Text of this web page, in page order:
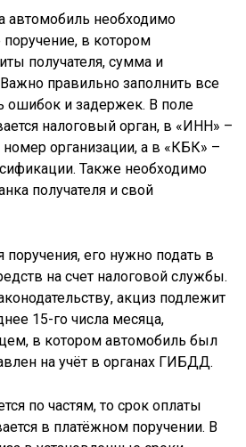
автомобиль необходимо
поручение, в котором
получателя, сумма и
правильно заполнить все
ошибок и задержек. В поле
налоговый орган, в «ИНН» –
организации, а в «КБК» –
Также необходимо
получателя и свой
его нужно подать в
на счет налоговой службы.
акциз подлежит
15-го числа месяца,
в котором автомобиль был
на учёт в органах ГИБДД.
по частям, то срок оплаты
в платёжном поручении. В